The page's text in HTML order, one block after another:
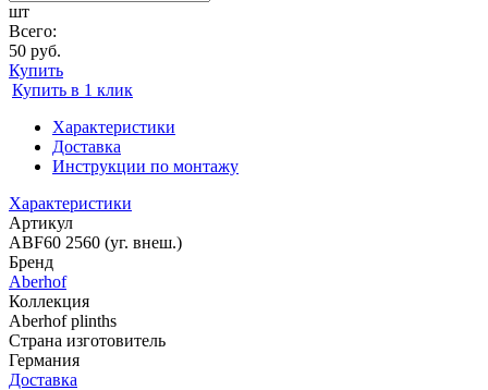
шт
Всего:
50 руб.
Купить
Купить в 1 клик
Характеристики
Доставка
Инструкции по монтажу
Характеристики
Артикул
ABF60 2560 (уг. внеш.)
Бренд
Aberhof
Коллекция
Aberhof plinths
Страна изготовитель
Германия
Доставка